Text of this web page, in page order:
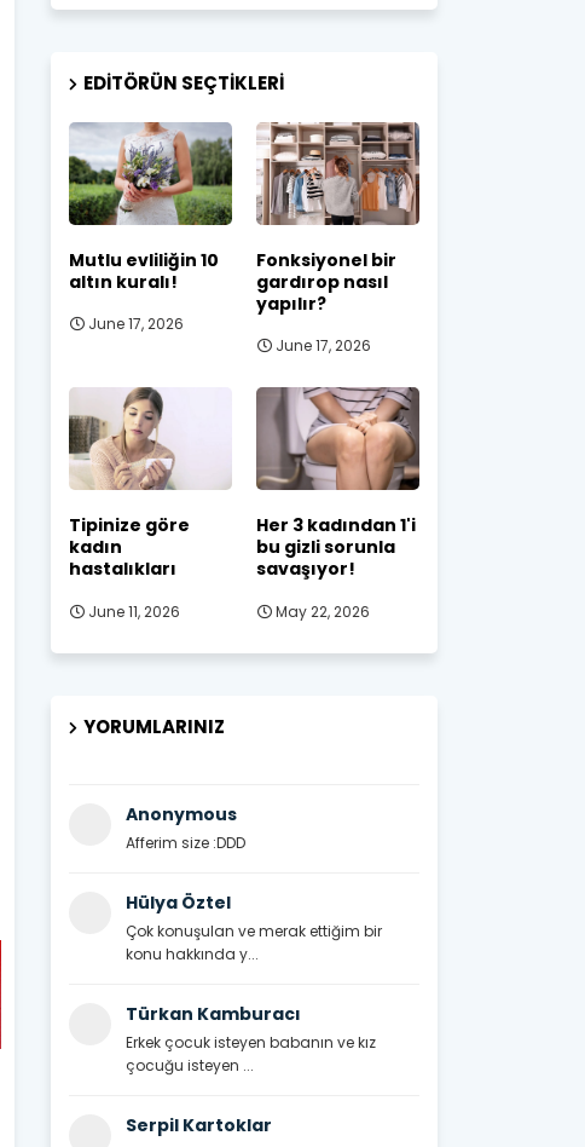
EDITÖRÜN SEÇTIKLERI
Mutlu evliliğin 10
altın kuralı!
June 17, 2026
Fonksiyonel bir
gardırop nasıl
yapılır?
June 17, 2026
Tipinize göre
kadın
hastalıkları
June 11, 2026
Her 3 kadından 1'i
bu gizli sorunla
savaşıyor!
May 22, 2026
YORUMLARINIZ
Anonymous
Afferim size :DDD
Hülya Öztel
Çok konuşulan ve merak ettiğim bir
konu hakkında y...
Türkan Kamburacı
Erkek çocuk isteyen babanın ve kız
çocuğu isteyen ...
Serpil Kartoklar